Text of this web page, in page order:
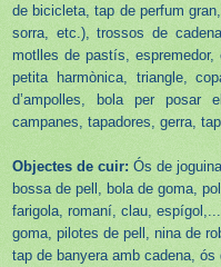
de bicicleta, tap de perfum
sorra, etc.), trossos de
motlles de pastís, espremedor,
petita harmònica, triangle,
d’ampolles, bola per
campanes, tapadores, gerra,
Objectes de cuir: Ós de
bossa de pell, bola de goma,
farigola, romaní, clau,
goma, pilotes de pell, nina de
tap de banyera amb cadena,